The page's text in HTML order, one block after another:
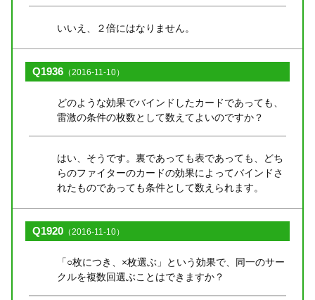
いいえ、２倍にはなりません。
Q1936 （2016-11-10）
どのような効果でバインドしたカードであっても、
雷激の条件の枚数として数えてよいのですか？
はい、そうです。裏であっても表であっても、どち
らのファイターのカードの効果によってバインドさ
れたものであっても条件として数えられます。
Q1920 （2016-11-10）
「○枚につき、×枚選ぶ」という効果で、同一のサー
クルを複数回選ぶことはできますか？